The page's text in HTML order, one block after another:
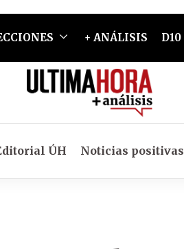
+ ANÁLISIS D10
ÚH Noticias positivas